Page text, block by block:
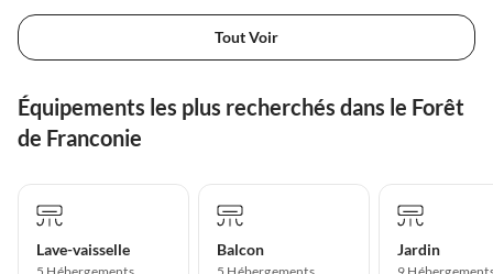
Tout Voir
Équipements les plus recherchés dans le Forêt
de Franconie
Lave-vaisselle Balcon Jardin